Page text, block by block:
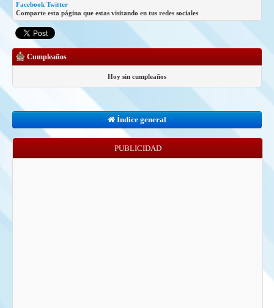
Facebook Twitter
Comparte esta página que estas visitando en tus redes sociales
Cumpleaños
Hoy sin cumpleaños
Índice general
PUBLICIDAD